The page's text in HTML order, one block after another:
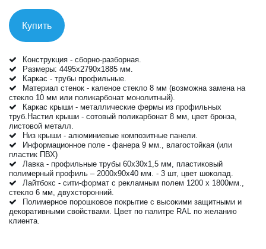
Купить
Конструкция - сборно-разборная.
Размеры: 4495х2790х1885 мм.
Каркас - трубы профильные.
Материал стенок - каленое стекло 8 мм (возможна замена на
стекло 10 мм или поликарбонат монолитный).
Каркас крыши - металлические фермы из профильных
труб.Настил крыши - сотовый поликарбонат 8 мм, цвет бронза,
листовой металл.
Низ крыши - алюминиевые композитные панели.
Информационное поле - фанера 9 мм., влагостойкая (или
пластик ПВХ)
Лавка - профильные трубы 60х30х1,5 мм, пластиковый
полимерный профиль – 2000х90х40 мм. - 3 шт, цвет шоколад.
Лайтбокс - сити-формат с рекламным полем 1200 х 1800мм.,
стекло 6 мм, двухсторонний.
Полимерное порошковое покрытие с высокими защитными и
декоративными свойствами. Цвет по палитре RAL по желанию
клиента.